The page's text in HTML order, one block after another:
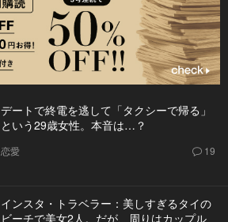
デートで終電を逃して「タクシーで帰る」
という29歳女性。本音は…？
恋愛 19
インスタ・トラベラー：美しすぎるタイの
ビーチで美女2人。だが、周りはカップル